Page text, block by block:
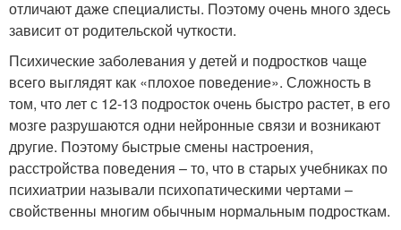
отличают даже специалисты. Поэтому очень много здесь
зависит от родительской чуткости.
Психические заболевания у детей и подростков чаще
всего выглядят как «плохое поведение». Сложность в
том, что лет с 12-13 подросток очень быстро растет, в его
мозге разрушаются одни нейронные связи и возникают
другие. Поэтому быстрые смены настроения,
расстройства поведения – то, что в старых учебниках по
психиатрии называли психопатическими чертами –
свойственны многим обычным нормальным подросткам.